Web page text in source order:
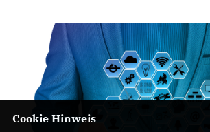
Cookie Hinweis